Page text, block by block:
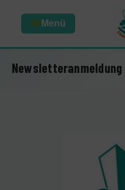
Menü
Newsletteranmeldung